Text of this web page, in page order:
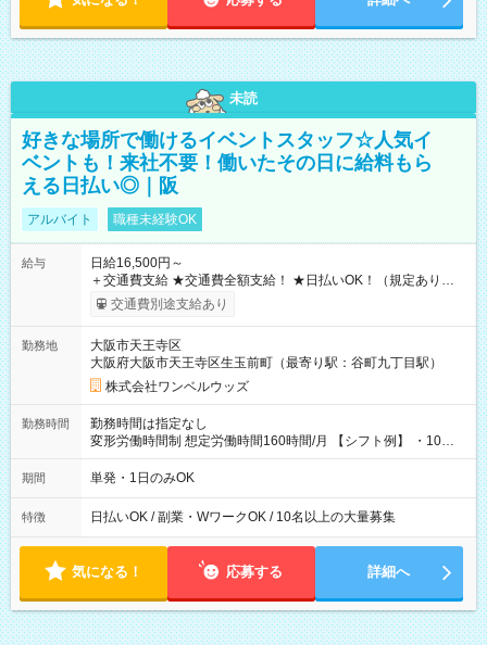
未読
好きな場所で働けるイベントスタッフ☆人気イ
ベントも！来社不要！働いたその日に給料もら
える日払い◎｜阪
アルバイト 職種未経験OK
給与
日給16,500円～
＋交通費支給 ★交通費全額支給！ ★日払いOK！（規定あり） ┗
働いたその日に現金GET♪ お仕事後はコンビニATMから 日払
交通費別途支給あり
勤務地
大阪市天王寺区
大阪府大阪市天王寺区生玉前町（最寄り駅：谷町九丁目駅）
株式会社ワンベルウッズ
勤務時間
勤務時間は指定なし
変形労働時間制 想定労働時間160時間/月 【シフト例】 ・10：
00～20：00
期間 単発・1日のみOK
特徴 日払いOK / 副業・WワークOK / 10名以上の大量募集
気になる！ 応募する 詳細へ